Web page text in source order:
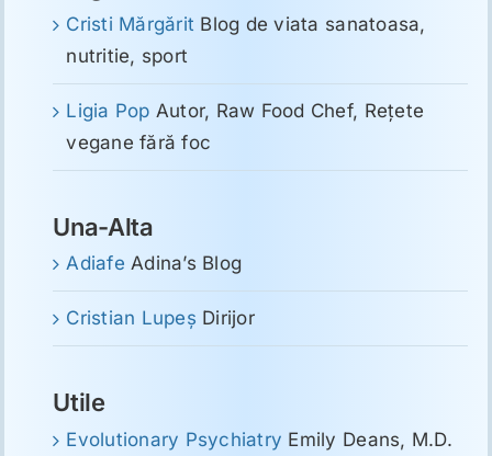
Cristi Mărgărit Blog de viata sanatoasa,
nutritie, sport
Ligia Pop Autor, Raw Food Chef, Reţete
vegane fără foc
Una-Alta
Adiafe Adina’s Blog
Cristian Lupeş Dirijor
Utile
Evolutionary Psychiatry Emily Deans, M.D.